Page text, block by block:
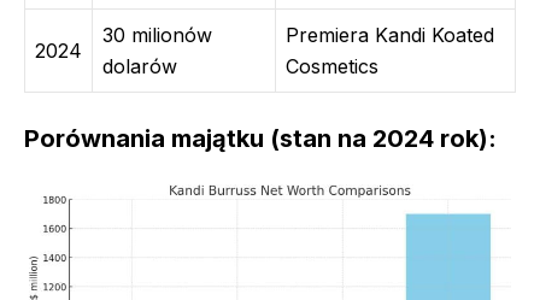
2024
30 milionów
dolarów
Premiera Kandi Koated
Cosmetics
Porównania majątku (stan na 2024 rok):